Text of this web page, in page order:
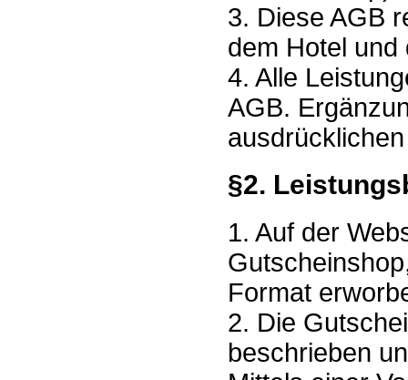
3. Diese AGB
dem Hotel und
4. Alle
AGB.
§2.
1. Auf der
Format
2. Die
beschrieben